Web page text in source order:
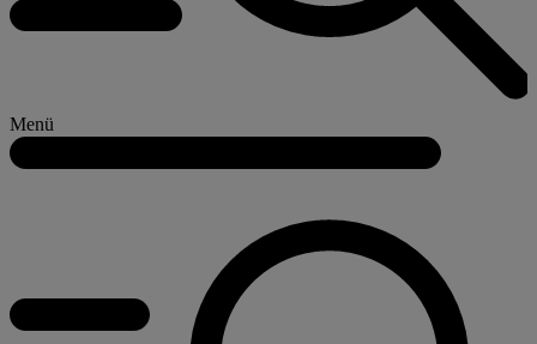
Menü